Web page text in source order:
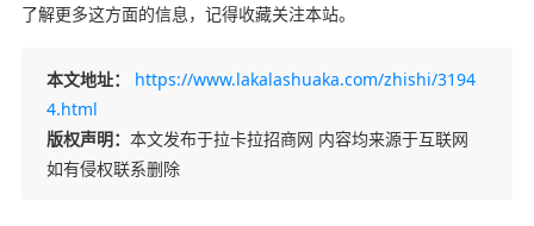
了解更多这方面的信息，记得收藏关注本站。
本文地址：
https://www.lakalashuaka.com/zhishi/3194
4.html
版权声明： 本文发布于拉卡拉招商网 内容均来源于互联网
如有侵权联系删除